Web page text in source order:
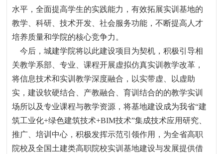
水平，全面提高学生的实践能力，有效拓展实训基地的
教学、科研、技术开发、社会服务功能，不断提高人才
培养质量和学院的核心竞争力。
今后，城建学院将以此建设项目为契机，积极引导相
关教学系部、专业、课程开展虚拟仿真实训教学改革，
将信息技术和实训教学深度融合，以实带虚、以虚助
实，建设软硬结合、产教融合、育训结合的的教学实训
场所以及专业课程与教学资源，将基地建设成为我省“建
筑工业化+绿色建筑技术+BIM技术”集成技术应用研究、
推广、培训中心，积极发挥示范引领作用，为全省高职
院校及全国土建类高职院校实训基地建设与发展提供借